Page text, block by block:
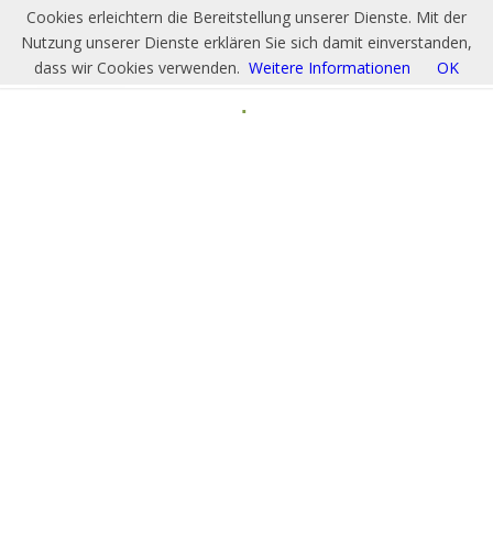
Cookies erleichtern die Bereitstellung unserer Dienste. Mit der
Nutzung unserer Dienste erklären Sie sich damit einverstanden,
dass wir Cookies verwenden. Weitere Informationen OK